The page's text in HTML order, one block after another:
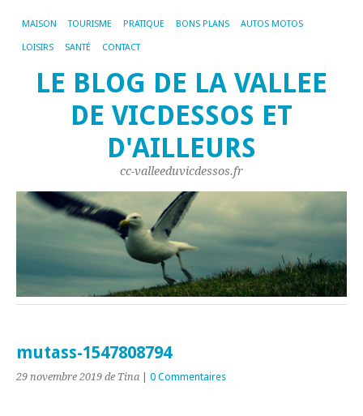
MAISON TOURISME PRATIQUE BONS PLANS AUTOS MOTOS
LOISIRS SANTÉ CONTACT
LE BLOG DE LA VALLEE
DE VICDESSOS ET
D'AILLEURS
cc-valleeduvicdessos.fr
mutass-1547808794
29 novembre 2019 de Tina | 0 Commentaires